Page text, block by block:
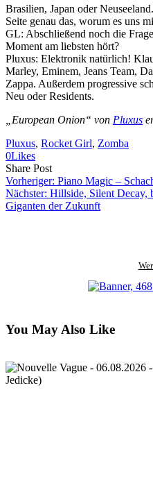
Brasilien, Japan oder
Seite genau das, worum es uns
GL: Abschließend noch die
Moment am liebsten hört?
Pluxus: Elektronik natürlich!
Marley, Eminem, Jeans Team,
Zappa. Außerdem progressive
Neu oder Residents.
„European Onion“ von Pluxus
Pluxus, Rocket Girl, Zomba
0Likes
Share PostShare
on
Facebook
Copy
URL
to
clipboard
Send
Link
via
eMail
Vorheriger: Piano Magic –
Nächster: Hillside, Silent Decay,
Giganten der Zukunft
You May Also Like